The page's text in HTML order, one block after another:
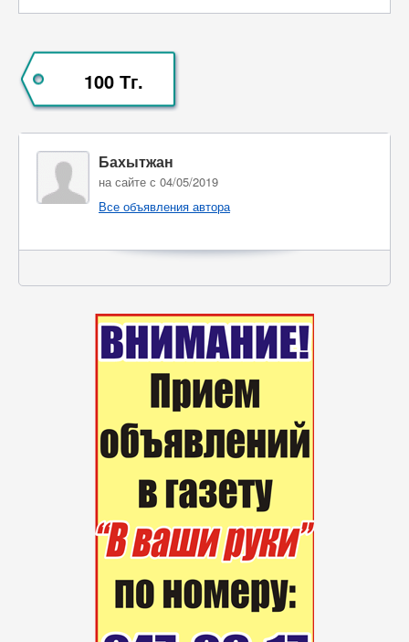
100 Тг.
Бахытжан
на сайте с 04/05/2019
Все объявления автора